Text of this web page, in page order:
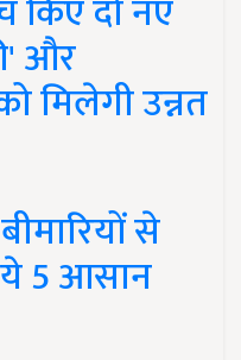
किए दो नए
और
मिलेगी उन्नत
से
5 आसान